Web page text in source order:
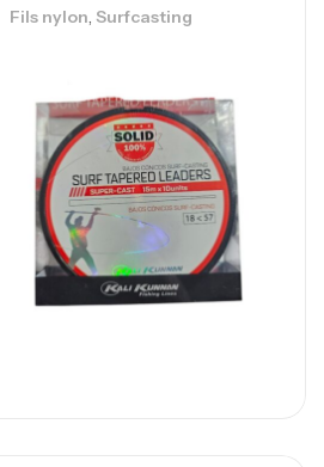
Fils nylon, Surfcasting